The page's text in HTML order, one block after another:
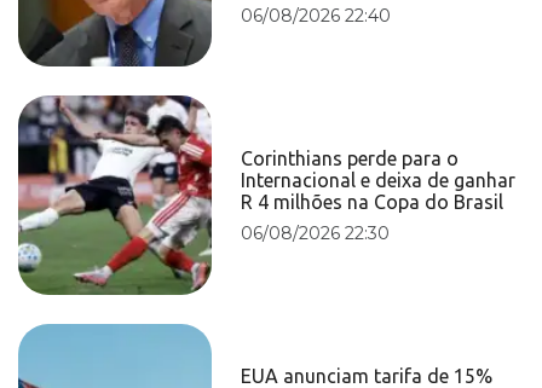
06/08/2026 22:40
Corinthians perde para o
Internacional e deixa de ganhar
R 4 milhões na Copa do Brasil
06/08/2026 22:30
EUA anunciam tarifa de 15%